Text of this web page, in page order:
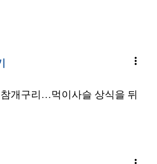
more_vert
개구리…먹이사슬 상식을 뒤